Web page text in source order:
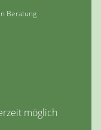
Beratung
möglich